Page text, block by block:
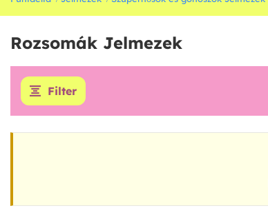
Rozsomák Jelmezek
Filter